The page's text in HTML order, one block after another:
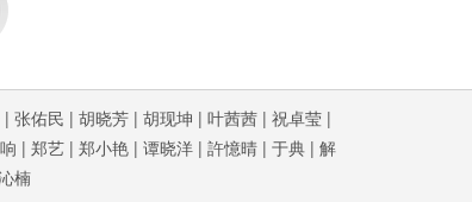
| 张佑民 | 胡晓芳 | 胡现坤 | 叶茜茜 | 祝卓莹 |
| 郑艺 | 郑小艳 | 谭晓洋 | 許憶晴 | 于典 | 解
楠